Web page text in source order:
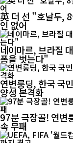
英 더 선 "호날두,
인 없어
네이마르, 브라질
폼을 벗는다"
연변룽딩, 한국 국
양성 본격화
97분 극장골! 연
속 무패